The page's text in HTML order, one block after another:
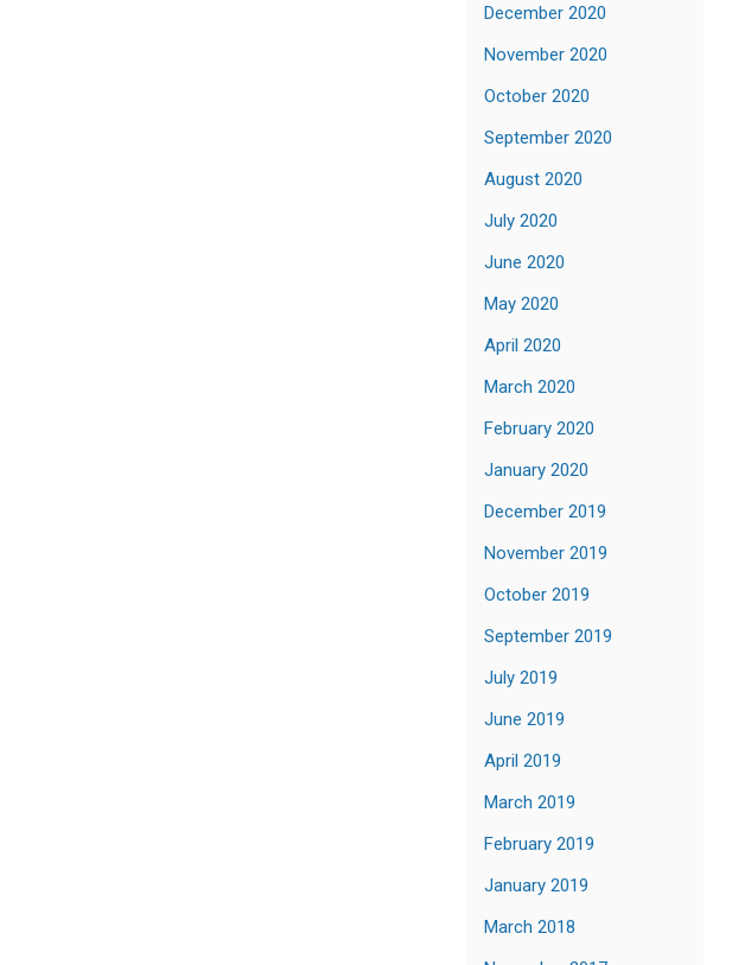
December 2020
November 2020
October 2020
September 2020
August 2020
July 2020
June 2020
May 2020
April 2020
March 2020
February 2020
January 2020
December 2019
November 2019
October 2019
September 2019
July 2019
June 2019
April 2019
March 2019
February 2019
January 2019
March 2018